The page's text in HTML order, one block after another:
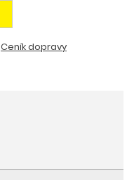
Ceník dopravy